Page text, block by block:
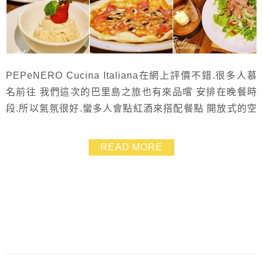
PEPeNERO Cucina Italiana在網上評價不錯.很多人慕
名前往 我們這次的巴里島之旅也有來品嚐 安排在晚餐時
段.所以氣氛很好.蠻多人會點紅酒來搭配餐點 開放式的空
人都蠻喜歡這樣的氛圍❤ 看他們都吃得好自在 只是身為
台灣人的我們實在很怕悶熱又怕蚊子 XD 如果沒有特別
READ MORE